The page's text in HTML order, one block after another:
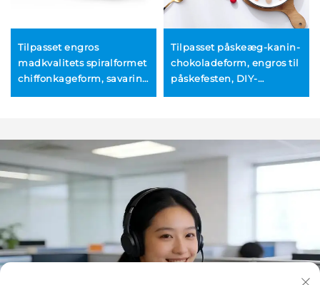
Tilpasset engros
madkvalitets spiralformet
chiffonkageform, savarin-
Tilpasset påskeæg-kanin-
chokoladeform, engros til
påskefesten, DIY-